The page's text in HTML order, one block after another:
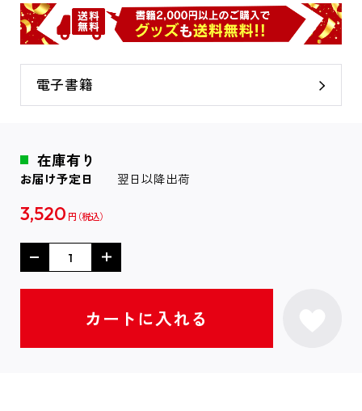
電子書籍
在庫有り
お届け予定日 翌日以降出荷
3,520 円